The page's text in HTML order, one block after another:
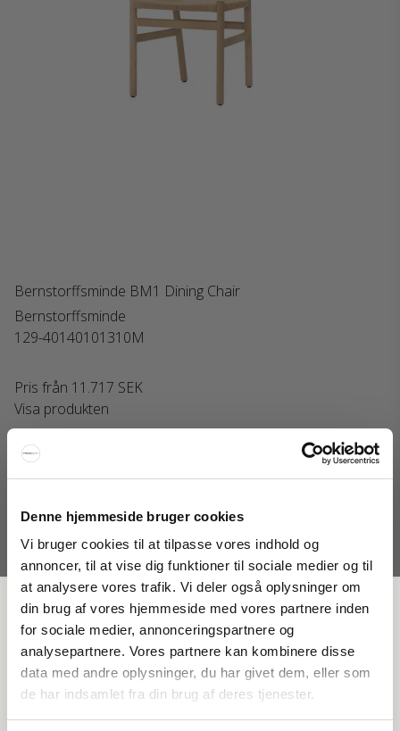
Denne hjemmeside bruger cookies
Vi bruger cookies til at tilpasse vores indhold og
annoncer, til at vise dig funktioner til sociale medier og til
at analysere vores trafik. Vi deler også oplysninger om
din brug af vores hjemmeside med vores partnere inden
for sociale medier, annonceringspartnere og
analysepartnere. Vores partnere kan kombinere disse
data med andre oplysninger, du har givet dem, eller som
de har indsamlet fra din brug af deres tjenester.
Bernstorffsminde BM1 Dining Chair
Bernstorffsminde
129-40140101310M
Pris från 11.717 SEK
Visa produkten
FÅ 20 % RABATT
Få 20 % rabatt genom att prenumerera på vårt nyhetsbrev. *Din rabatt
kan inte användas på redan nedsatta varor eller produkter från
Rocket.